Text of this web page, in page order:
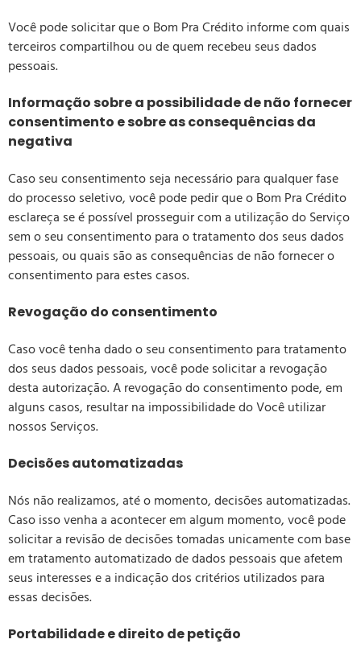
Você pode solicitar que o Bom Pra Crédito informe com quais
terceiros compartilhou ou de quem recebeu seus dados
pessoais.
Informação sobre a possibilidade de não fornecer
consentimento e sobre as consequências da
negativa
Caso seu consentimento seja necessário para qualquer fase
do processo seletivo, você pode pedir que o Bom Pra Crédito
esclareça se é possível prosseguir com a utilização do Serviço
sem o seu consentimento para o tratamento dos seus dados
pessoais, ou quais são as consequências de não fornecer o
consentimento para estes casos.
Revogação do consentimento
Caso você tenha dado o seu consentimento para tratamento
dos seus dados pessoais, você pode solicitar a revogação
desta autorização. A revogação do consentimento pode, em
alguns casos, resultar na impossibilidade do Você utilizar
nossos Serviços.
Decisões automatizadas
Nós não realizamos, até o momento, decisões automatizadas.
Caso isso venha a acontecer em algum momento, você pode
solicitar a revisão de decisões tomadas unicamente com base
em tratamento automatizado de dados pessoais que afetem
seus interesses e a indicação dos critérios utilizados para
essas decisões.
Portabilidade e direito de petição